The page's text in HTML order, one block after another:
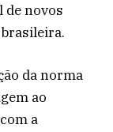
de novos
da norma
ao
a